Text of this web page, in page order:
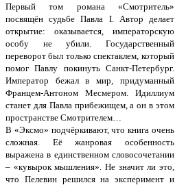
Первый том романа «Смотритель»
посвящён судьбе Павла I. Автор делает
открытие: оказывается, императорскую
особу не убили. Государственный
переворот был только спектаклем, который
помог Павлу покинуть Санкт-Петербург.
Император бежал в мир, придуманный
Францем-Антоном Месмером. Идиллиум
станет для Павла прибежищем, а он в этом
пространстве Смотрителем…
В «Эксмо» подчёркивают, что книга очень
сложная. Её жанровая особенность
выражена в единственном словосочетании
– «кувырок мышления». Не значит ли это,
что Пелевин решился на эксперимент и